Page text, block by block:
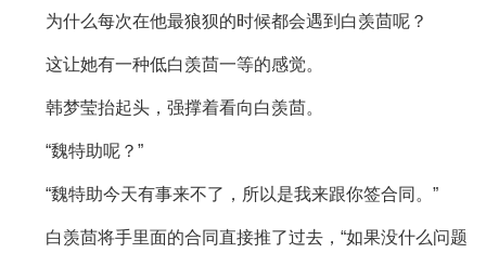
为什么每次在他最狼狈的时候都会遇到白羡茴呢？
这让她有一种低白羡茴一等的感觉。
韩梦莹抬起头，强撑着看向白羡茴。
“魏特助呢？”
“魏特助今天有事来不了，所以是我来跟你签合同。”
白羡茴将手里面的合同直接推了过去，“如果没什么问题